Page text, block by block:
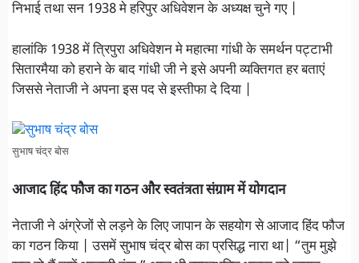
निभाई तथा सन 1938 मे हरिपुर अधिवेशन के अध्यक्ष चुने गए |
हालांकि 1938 में त्रिपुरा अधिवेशन मे महात्मा गांधी के समर्थन पट्टाभी
सितारमैया को हराने के बाद गांधी जी ने इसे अपनी व्यक्तिगत हर बताएं
जिससे नेताजी ने अपना इस पद से इस्तीफा दे दिया |
सुभाष चंद्र बोस
आजाद हिंद फौज का गठन और स्वतंत्रता संग्राम में योगदान
नेताजी ने अंग्रेजों से लड़ने के लिए जापान के सहयोग से आजाद हिंद फौज
का गठन किया | उसमें सुभाष चंद्र बोस का प्रसिद्ध नारा था| “तुम मुझे